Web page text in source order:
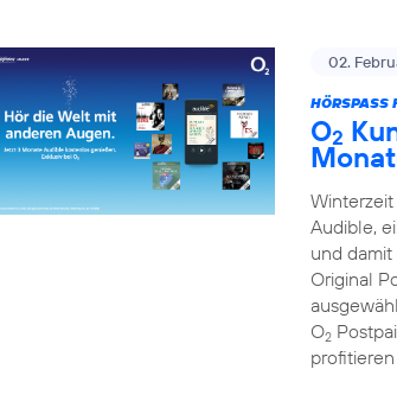
02.
HÖRSPASS
O2
Audible,
und
Original
O2